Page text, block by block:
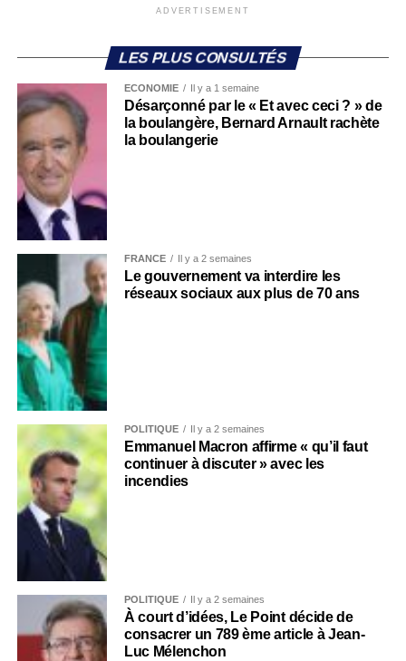
ADVERTISEMENT
LES PLUS CONSULTÉS
ECONOMIE Il y a 1 semaine
Désarçonné par le « Et avec ceci ? » de
la boulangère, Bernard Arnault rachète
la boulangerie
FRANCE Il y a 2 semaines
Le gouvernement va interdire les
réseaux sociaux aux plus de 70 ans
POLITIQUE Il y a 2 semaines
Emmanuel Macron affirme « qu’il faut
continuer à discuter » avec les
incendies
POLITIQUE Il y a 2 semaines
À court d’idées, Le Point décide de
consacrer un 789 ème article à Jean-
Luc Mélenchon